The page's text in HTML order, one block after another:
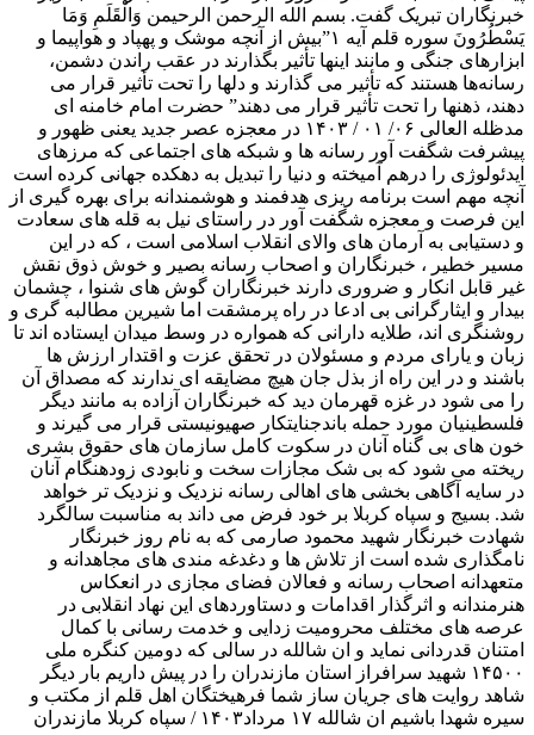
خبرنگاران تبریک گفت. بسم الله الرحمن الرحیمن وَالْقَلَمِ وَمَا
يَسْطُرُونَ سوره قلم آیه ۱”بیش از آنچه موشک و پهپاد و هواپیما و
ابزارهای جنگی و مانند اینها تأثیر بگذارند در عقب راندن دشمن،
رسانه‌ها هستند که تأثیر می گذارند و دلها را تحت تأثیر قرار می
دهند، ذهنها را تحت تأثیر قرار می دهند” حضرت امام خامنه ای
مدظله العالی ۰۶/ ۰۱ / ۱۴۰۳ در معجزه عصر جدید یعنی ظهور و
پیشرفت شگفت آور رسانه ها و شبکه های اجتماعی که مرزهای
ایدئولوژی را درهم آمیخته و دنیا را تبدیل به دهکده جهانی کرده است
آنچه مهم است برنامه ریزی هدفمند و هوشمندانه برای بهره گیری از
این فرصت و معجزه شگفت آور در راستای نیل به قله های سعادت
و دستیابی به آرمان های والای انقلاب اسلامی است ، که در این
مسیر خطیر ، خبرنگاران و اصحاب رسانه بصیر و خوش ذوق نقش
غیر قابل انکار و ضروری دارند خبرنگاران گوش های شنوا ، چشمان
بیدار و ایثارگرانی بی ادعا در راه پرمشقت اما شیرین مطالبه گری و
روشنگری اند، طلایه دارانی که همواره در وسط میدان ایستاده اند تا
زبان و یارای مردم و مسئولان در تحقق عزت و اقتدار ارزش ها
باشند و در این راه از بذل جان هیچ مضایقه ای ندارند که مصداق آن
را می شود در غزه قهرمان دید که خبرنگاران آزاده به مانند دیگر
فلسطینیان مورد حمله باندجنایتکار صهیونیستی قرار می گیرند و
خون های بی گناه آنان در سکوت کامل سازمان های حقوق بشری
ریخته می شود که بی شک مجازات سخت و نابودی زودهنگام آنان
در سایه آگاهی بخشی های اهالی رسانه نزدیک و نزدیک تر خواهد
شد. بسیج و سپاه کربلا بر خود فرض می داند به مناسبت سالگرد
شهادت خبرنگار شهید محمود صارمی که به نام روز خبرنگار
نامگذاری شده است از تلاش ها و دغدغه مندی های مجاهدانه و
متعهدانه اصحاب رسانه و فعالان فضای مجازی در انعکاس
هنرمندانه و اثرگذار اقدامات و دستاوردهای این نهاد انقلابی در
عرصه های مختلف محرومیت زدایی و خدمت رسانی با کمال
امتنان قدردانی نماید و ان شالله در سالی که دومین کنگره ملی
۱۴۵۰۰ شهید سرافراز استان مازندران را در پیش داریم بار دیگر
شاهد روایت های جریان ساز شما فرهیختگان اهل قلم از مکتب و
سیره شهدا باشیم ان شالله ۱۷ مرداد۱۴۰۳ / سپاه کربلا مازندران